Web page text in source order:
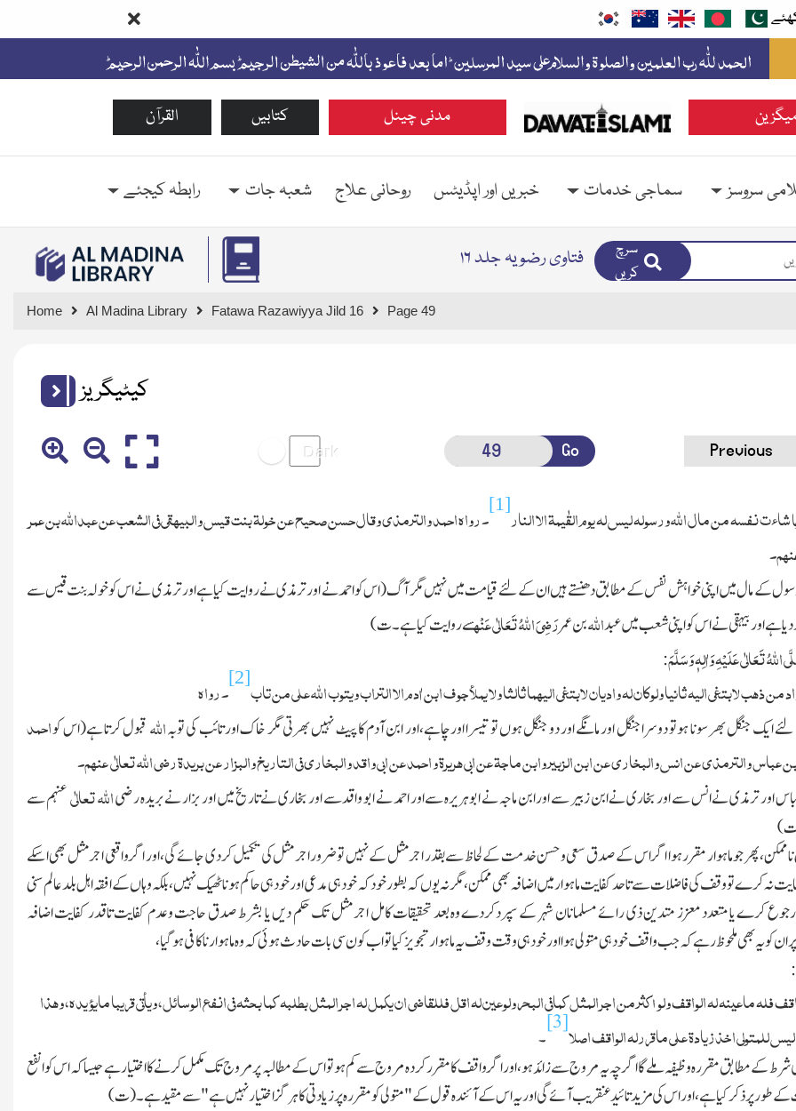
القرآن کتابیں مدنی چینل
سروسز سماجی خدمات خبریں اور اپڈیٹس روحانی علاج شعبہ جات رابطہ کیجئے
فتاوی رضویہ جلد ۱۶
سرچ
کریں
Home Al Madina Library Fatawa Razawiyya Jild 16 Page 49
کیٹیگریز
Go Previous
نفسہ من مال اﷲ ورسولہ لیس لہ یوم القٰیمۃ الا النار[1]۔رواہ احمد والترمذی وقال حسن صحیح عن خولۃ بنت قیس والبیھقی فی الشعب عن عبداﷲ بن عمر
کے مال میں اپنی خواہش نفس کے مطابق دھنستے ہیں ان کے لئے قیامت میں نہیں مگر آگ(اس کو احمد نے اور ترمذی نے روایت کیا ہے اور ترمذی نے اس کو خولہ بنت قیس سے
دیا ہے اور بیہقی نے اس کو اپنی شعب میں عبداللہبن عمررَضِیَ اللہُ تَعَالٰی عَنْہسے روایت کیا ہے۔ت)
اللہُ تَعَالٰی عَلَیْہِ وَاٰلِہٖ وَسَلَّمَ:
من ذھب لابتغی الیہ ثانیا ولوکان لہ وادیان لابتغی الیہما ثالثا ولا یملأجوف ابن اٰدم الا التراب ویتوب اﷲ علی من تاب[2]۔رواہ
ایك جنگل بھر سونا ہوتو دوسرا جنگل اور مانگے اور دو جنگل ہوں تو تیسرا اور چاہے،اور ابن آدم کا پیٹ نہیں بھرتی مگر خاك اور تائب کیتوبہاللہقبول کرتا ہے(اس کواحمد
عباس والترمذی عن انس والبخاری عن ابن الزبیر وابن ماجۃ عن ابی ھریرۃ و احمد عن ابی واقد والبخاری فی التاریخ والبزار عن بریدۃ رضی اﷲ تعالٰی عنہم۔
اور ترمذی نے انس سے اور بخاری نے ابن زبیر سے اور ابن ماجہ نے ابوہریرہ سے اور احمد نے ابو واقد سے اور بخاری نے تاریخ میں اور بزار نے بریدہ رضیاﷲ تعالٰیعنہم سے
جو ماہوار مقرر ہوا اگر اس کے صدق سعی وحسن خدمت کے لحاظ سے بقدر اجر مثل کے نہیں تو ضرور اجر مثل کی تکمیل کردی جائے گی،اور اگر واقعی اجر مثل بھی اسکے
نہ کرے تو وقف کی فاضلات سے تاحد کفایت ماہوار میں اضافہ بھی ممکن،مگر نہ یوں کہ بطور خود کہ خود ہی مدعی اور خود ہی حاکم ہونا ٹھیك نہیں،بلکہ وہاں کے افقہ اہل بلد عالم سنی
کرے یا متعدد معزز متدین ذی رائے مسلمانان شہر کے سپردکردے وہ بعد تحقیقات کامل اجر مثل تك حکم دیں یا بشرط صدق حاجت وعدم کفایت تاقدر کفایت اضافہ
کو یہ بھی ملحوظ رہے کہ جب واقف خود ہی متولی ہوا اور خود ہی وقت وقف یہ ماہوار تجویز کیا تو اب کون سی بات حادث ہوئی کہ وہ ماہوار ناکافی ہوگیا،
فلہ ماعینہ لہ الواقف ولو اکثر من اجر المثل کمافی البحر ولوعین لہ اقل فللقاضی ان یکمل لہ اجر المثل بطلبہ کما بحثہ فی انفع الوسائل،ویأتی قریبا مایؤیدہ،وھذا
لیس للمتولی اخذ زیادۃ علی ماقررلہ الواقف اصلا[3]
۔
کے مطابق مقررہ وظیفہ ملے گا اگرچہ یہ مروج سے زائد ہو،اور اگر واقف کا مقرر کردہ مروج سے کم ہو تو اس کے مطالبہ پر مروج تك مکمل کرنے کا اختیار ہے جیسا کہ اس کو انفع
طور پر ذکر کیا ہے، اور اس کی مزید تائید عنقریب آئے گی اور یہ اس کے آئندہ قول کے "متولی کو مقررہ پر زیادتی کا ہرگز اختیار نہیں ہے" سے مقید ہے۔(ت)